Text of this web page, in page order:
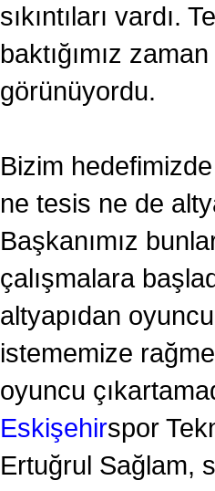
sıkıntıları vardı.
baktığımız
görünüyordu.
Bizim
ne tesis ne de
Başkanımız
çalışmalara
altyapıdan
istememize
oyuncu
Eskişehirspor
Ertuğrul Sağlam,